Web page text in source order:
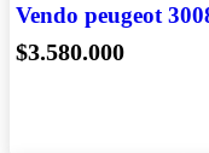
Vendo peugeot
$3.580.000